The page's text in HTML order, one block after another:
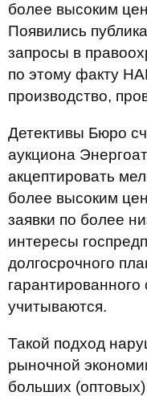
более высоким
Появились
запросы в
по этому факту
производство,
Детективы Бюро
аукциона
акцептировать
более высоким
заявки по более
интересы
долгосрочного
учитываются.
Такой подход
рыночной
больших (оптовых)